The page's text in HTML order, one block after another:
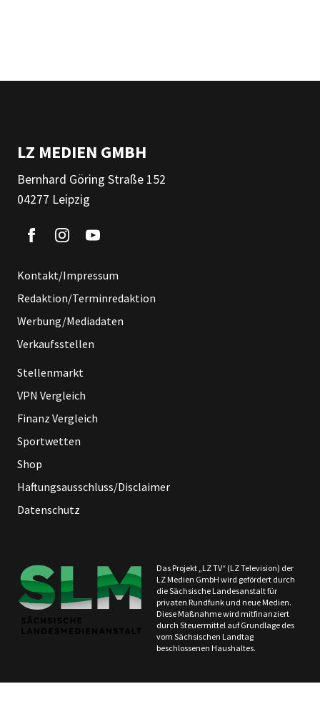
LZ MEDIEN GMBH
Bernhard Göring Straße 152
04277 Leipzig
Kontakt/Impressum
Redaktion/Terminredaktion
Werbung/Mediadaten
Verkaufsstellen
Stellenmarkt
VPN Vergleich
Finanz Vergleich
Sportwetten
Shop
Haftungsausschluss/Disclaimer
Datenschutz
Das Projekt „LZ TV“ (LZ Television) der
LZ Medien GmbH wird gefördert durch
die Sächsische Landesanstalt für
privaten Rundfunk und neue Medien.
Diese Maßnahme wird mitfinanziert
durch Steuermittel auf Grundlage des
vom Sächsischen Landtag
beschlossenen Haushaltes.